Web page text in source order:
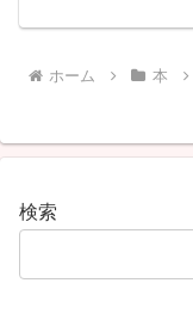
ホーム 本
検索